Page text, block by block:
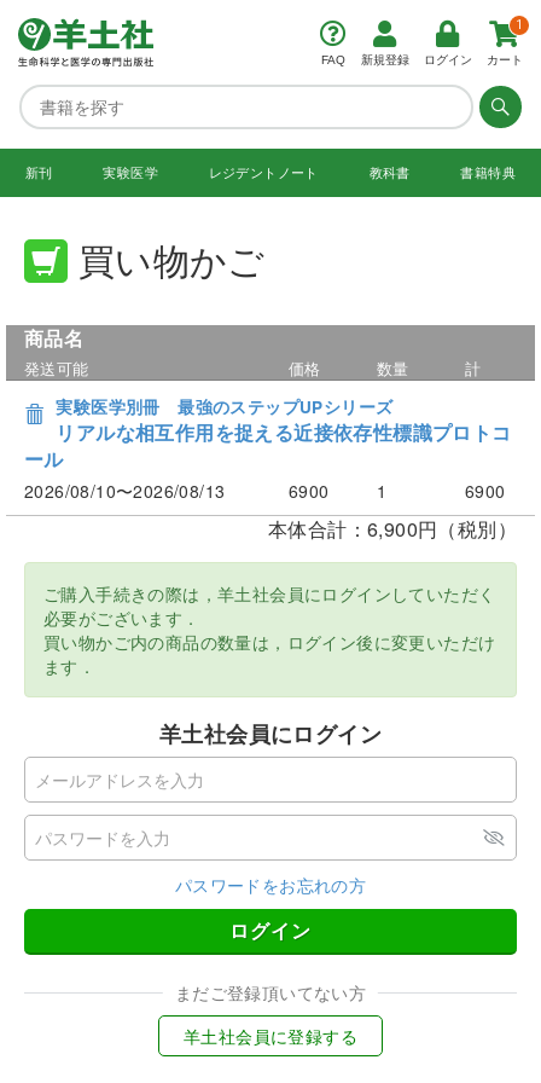
FAQ 新規登録 ログイン カート
1
新刊 実験医学 レジデント ノート 教科書 書籍特典
買い物かご
商品名
発送可能 価格 数量
計
実験医学別冊 最強のステップUPシリーズ
リアルな相互作用を捉える近接依存性標識プロトコ
ール
2026/08/10〜2026/08/13 6900 1 6900
本体合計：6,900円（税別）
ご購入手続きの際は，羊土社会員にログインしていただく
必要がございます．
買い物かご内の商品の数量は，ログイン後に変更いただけ
ます．
羊土社会員にログイン
パスワードをお忘れの方
ログイン
まだご登録頂いてない方
羊土社会員に登録する